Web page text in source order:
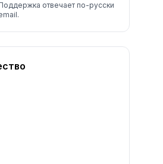
отвечает по-русски